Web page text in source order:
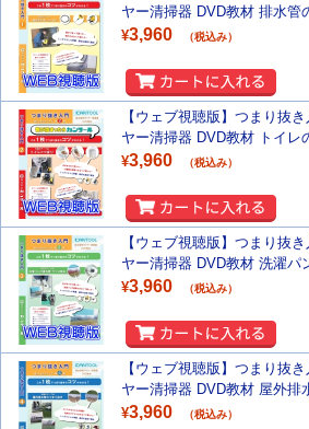
ヤー清掃器 DVD教材 排水管
¥3,960 （税込み）
【ウェブ視聴版】つまり抜
ヤー清掃器 DVD教材 トイレ
¥3,960 （税込み）
【ウェブ視聴版】つまり抜
ヤー清掃器 DVD教材 洗濯パ
¥3,960 （税込み）
【ウェブ視聴版】つまり抜
ヤー清掃器 DVD教材 屋外排
¥3,960 （税込み）